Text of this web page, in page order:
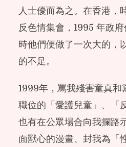
人士優而為之。在香港，
反色情集會，1995 年政
時他們便做了一次大的，
的不足。
1999年，罵我殘害童真和
職位的「愛護兒童」、「
也有在公眾場合向我攔路
面獸心的漫畫、封我為「